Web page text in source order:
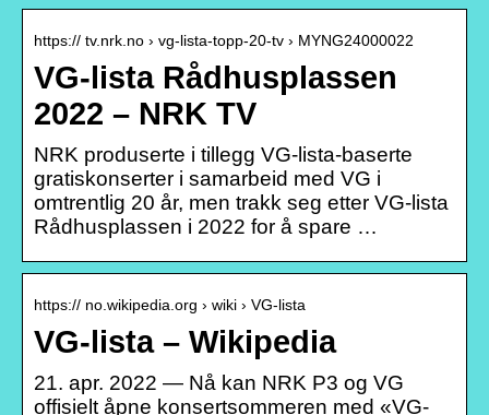
https:// tv.nrk.no › vg-lista-topp-20-tv › MYNG24000022
VG-lista Rådhusplassen
2022 – NRK TV
NRK produserte i tillegg VG-lista-baserte
gratiskonserter i samarbeid med VG i
omtrentlig 20 år, men trakk seg etter VG-lista
Rådhusplassen i 2022 for å spare …
https:// no.wikipedia.org › wiki › VG-lista
VG-lista – Wikipedia
21. apr. 2022 — Nå kan NRK P3 og VG
offisielt åpne konsertsommeren med «VG-